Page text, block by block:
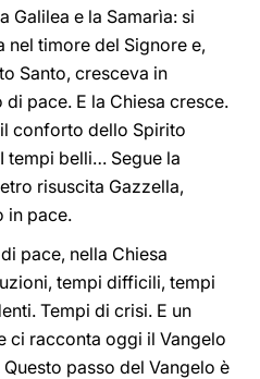
Galilea e la Samarìa: si
timore del Signore e,
Santo, cresceva in
di pace. E la Chiesa cresce.
conforto dello Spirito
tempi belli… Segue la
risuscita Gazzella,
in pace.
pace, nella Chiesa
tempi difficili, tempi
Tempi di crisi. E un
ci racconta oggi il Vangelo
passo del Vangelo è